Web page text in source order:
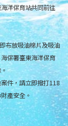
洋保育站共同前往
布放吸油棉片及吸油
保署臺東海洋保育
件，請立即撥打118
產安全。